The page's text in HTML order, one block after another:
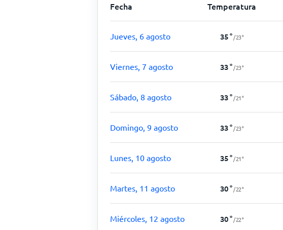
Fecha Temperatura
Jueves, 6 agosto 35° /23°
Viernes, 7 agosto 33° /23°
Sábado, 8 agosto 33° /21°
Domingo, 9 agosto 33° /23°
Lunes, 10 agosto 35° /21°
Martes, 11 agosto 30° /22°
Miércoles, 12 agosto 30° /22°